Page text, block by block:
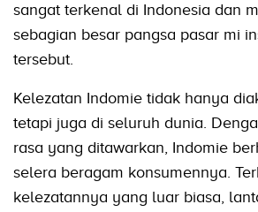
sangat terkenal di Indonesia dan
sebagian besar pangsa pasar mi
tersebut.
Kelezatan Indomie tidak hanya
tetapi juga di seluruh dunia.
rasa yang ditawarkan, Indomie
selera beragam konsumennya.
kelezatannya yang luar biasa,